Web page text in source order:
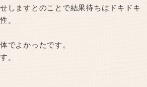
しますとのことで結果待ちはドキドキ
。
でよかったです。
。